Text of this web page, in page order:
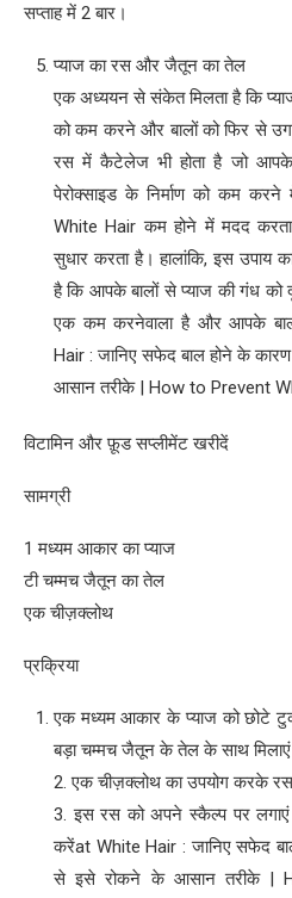
सप्ताह में 2 बार।
प्याज का रस और जैतून का तेल
एक अध्ययन से संकेत मिलता है कि
को कम करने और बालों को फिर से
रस में कैटेलेज भी होता है जो आपके
पेरोक्साइड के निर्माण को कम
White Hair कम होने में मदद
सुधार करता है। हालांकि, इस उपाय
है कि आपके बालों से प्याज की गंध
एक कम करनेवाला है और आपके
Hair : जानिए सफेद बाल होने के
आसान तरीके | How to Prevent
विटामिन और फ़ूड सप्लीमेंट खरीदें
सामग्री
1 मध्यम आकार का प्याज
टी चम्मच जैतून का तेल
एक चीज़क्लोथ
प्रक्रिया
एक मध्यम आकार के प्याज को छोटे
बड़ा चम्मच जैतून के तेल के साथ
2. एक चीज़क्लोथ का उपयोग करके
3. इस रस को अपने स्कैल्प पर
करेंat White Hair : जानिए सफेद
से इसे रोकने के आसान तरीके |